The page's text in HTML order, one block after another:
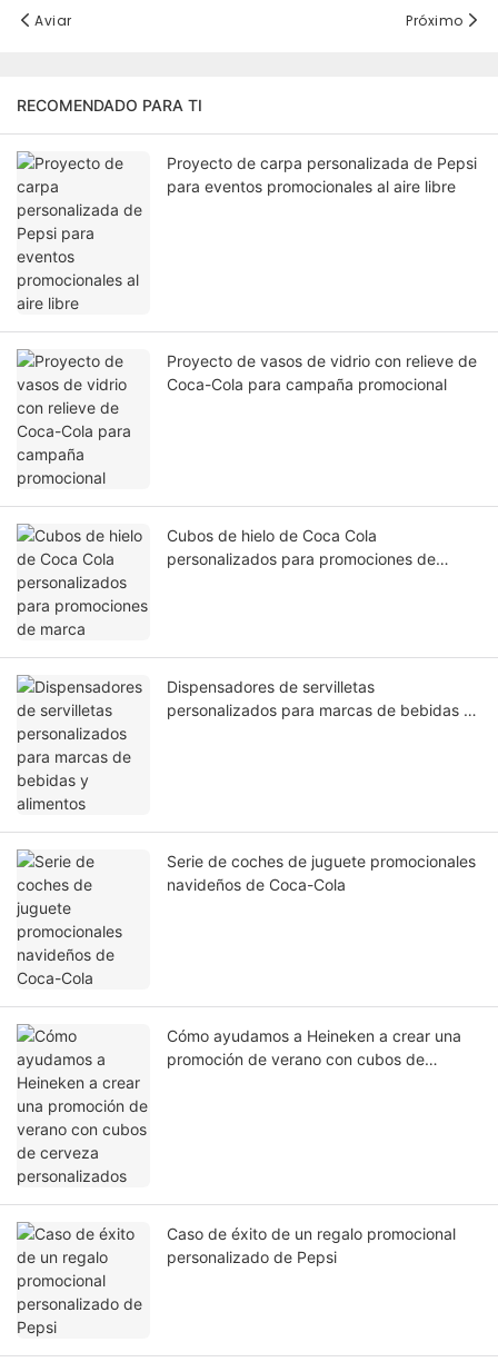
Aviar Próximo
RECOMENDADO PARA TI
Proyecto de carpa personalizada de Pepsi
para eventos promocionales al aire libre
Proyecto de vasos de vidrio con relieve de
Coca-Cola para campaña promocional
Cubos de hielo de Coca Cola
personalizados para promociones de
Dispensadores de servilletas
personalizados para marcas de bebidas y
Serie de coches de juguete promocionales
navideños de Coca-Cola
Cómo ayudamos a Heineken a crear una
promoción de verano con cubos de
Caso de éxito de un regalo promocional
personalizado de Pepsi